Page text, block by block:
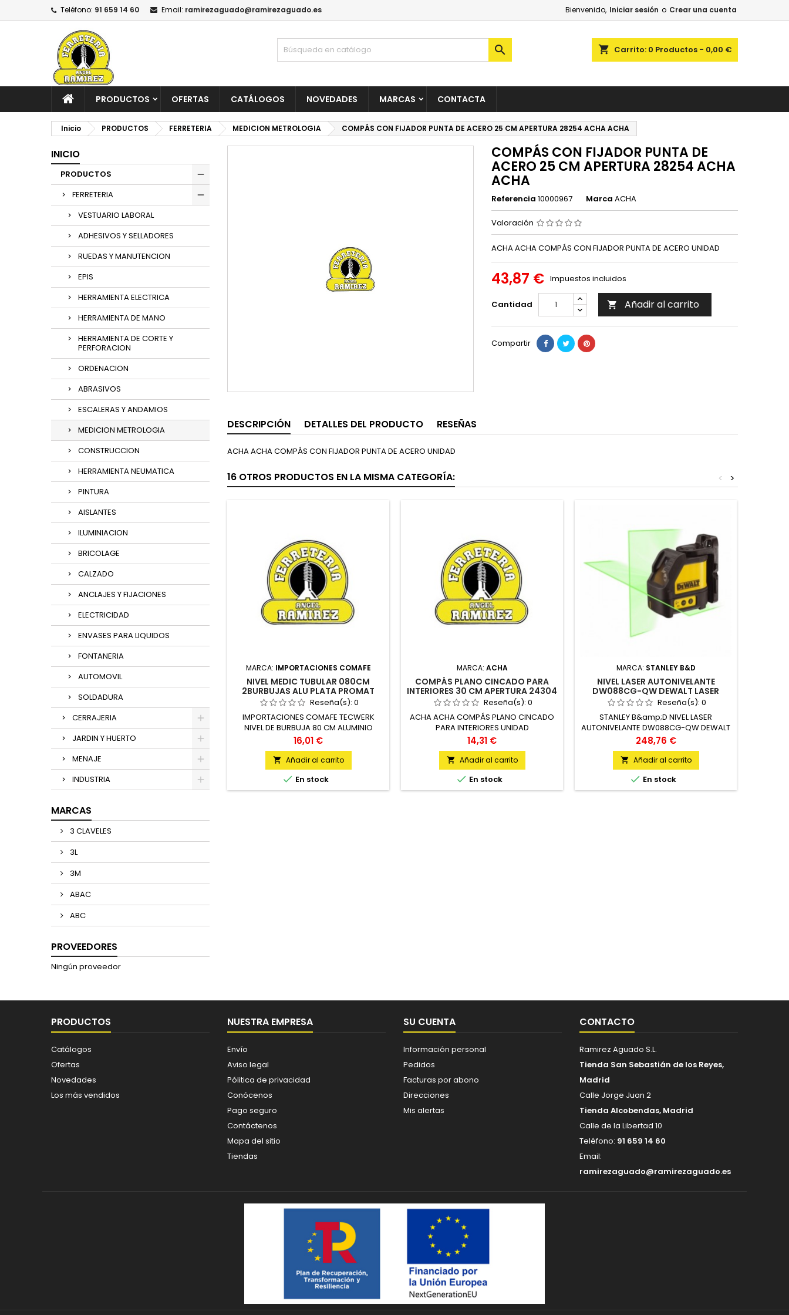
Teléfono: 91 659 14 60 Email: ramirezaguado@ramirezaguado.es Bienvenido, Iniciar sesión o Crear una cuenta
shopping_cart Carrito: 0 Productos - 0,00 €

PRODUCTOS OFERTAS CATÁLOGOS NOVEDADES MARCAS CONTACTA
Inicio PRODUCTOS FERRETERIA MEDICION METROLOGIA COMPÁS CON FIJADOR PUNTA DE ACERO 25 CM APERTURA 28254 ACHA ACHA
INICIO
PRODUCTOS
FERRETERIA
VESTUARIO LABORAL
ADHESIVOS Y SELLADORES
RUEDAS Y MANUTENCION
EPIS
HERRAMIENTA ELECTRICA
HERRAMIENTA DE MANO
HERRAMIENTA DE CORTE Y
PERFORACION
ORDENACION
ABRASIVOS
ESCALERAS Y ANDAMIOS
MEDICION METROLOGIA
CONSTRUCCION
HERRAMIENTA NEUMATICA
PINTURA
AISLANTES
ILUMINIACION
BRICOLAGE
CALZADO
ANCLAJES Y FIJACIONES
ELECTRICIDAD
ENVASES PARA LIQUIDOS
FONTANERIA
AUTOMOVIL
SOLDADURA
CERRAJERIA
JARDIN Y HUERTO
MENAJE
INDUSTRIA
MARCAS
3 CLAVELES
3L
3M
ABAC
ABC
PROVEEDORES
Ningún proveedor
COMPÁS CON FIJADOR PUNTA DE
ACERO 25 CM APERTURA 28254 ACHA
ACHA
Referencia 10000967 Marca ACHA
Valoración
ACHA ACHA COMPÁS CON FIJADOR PUNTA DE ACERO UNIDAD
43,87 € Impuestos incluidos
Cantidad  Añadir al carrito
Compartir
DESCRIPCIÓN DETALLES DEL PRODUCTO RESEÑAS
ACHA ACHA COMPÁS CON FIJADOR PUNTA DE ACERO UNIDAD
16 OTROS PRODUCTOS EN LA MISMA CATEGORÍA: >
<
MARCA: IMPORTACIONES COMAFE
NIVEL MEDIC TUBULAR 080CM
2BURBUJAS ALU PLATA PROMAT
Reseña(s): 0
IMPORTACIONES COMAFE TECWERK
NIVEL DE BURBUJA 80 CM ALUMINIO
PLATEADO +- 0,5 MM/M PROMAT UNIDAD
Precio
16,01 €
 Añadir al carrito
 En stock
MARCA: ACHA
COMPÁS PLANO CINCADO PARA
INTERIORES 30 CM APERTURA 24304
ACHAReseña(s): 0
ACHA ACHA COMPÁS PLANO CINCADO
PARA INTERIORES UNIDAD
Precio
14,31 €
 Añadir al carrito
 En stock
MARCA: STANLEY B&D
NIVEL LASER AUTONIVELANTE
DW088CG-QW DEWALT LASER
VERDE UNIDAD
Reseña(s): 0
STANLEY B&amp;D NIVEL LASER
AUTONIVELANTE DW088CG-QW DEWALT
LASER VERDE UNIDAD
Precio
248,76 €
 Añadir al carrito
 En stock
PRODUCTOS
Catálogos
Ofertas
Novedades
Los más vendidos
NUESTRA EMPRESA
Envío
Aviso legal
Pólitica de privacidad
Conócenos
Pago seguro
Contáctenos
Mapa del sitio
Tiendas
SU CUENTA
Información personal
Pedidos
Facturas por abono
Direcciones
Mis alertas
CONTACTO
Ramirez Aguado S.L.
Tienda San Sebastián de los Reyes,
Madrid
Calle Jorge Juan 2
Tienda Alcobendas, Madrid
Calle de la Libertad 10
Teléfono: 91 659 14 60
Email:
ramirezaguado@ramirezaguado.es